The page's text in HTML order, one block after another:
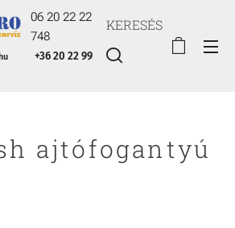
06 20 22 22
748
+36 20 22 99
KERESÉS
ajtófogantyú